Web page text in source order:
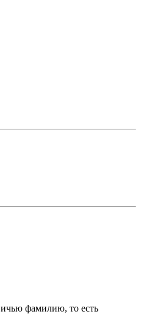
фамилию, то есть